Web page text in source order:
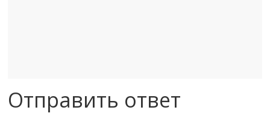
Отправить ответ